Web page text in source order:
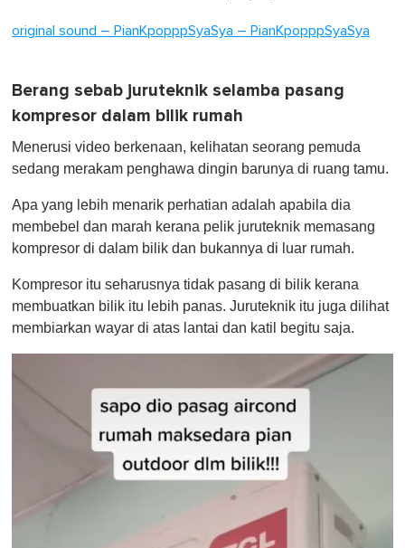
original sound – PianKpopppSyaSya – PianKpopppSyaSya
Berang sebab juruteknik selamba pasang
kompresor dalam bilik rumah
Menerusi video berkenaan, kelihatan seorang pemuda
sedang merakam penghawa dingin barunya di ruang tamu.
Apa yang lebih menarik perhatian adalah apabila dia
membebel dan marah kerana pelik juruteknik memasang
kompresor di dalam bilik dan bukannya di luar rumah.
Kompresor itu seharusnya tidak pasang di bilik kerana
membuatkan bilik itu lebih panas. Juruteknik itu juga dilihat
membiarkan wayar di atas lantai dan katil begitu saja.